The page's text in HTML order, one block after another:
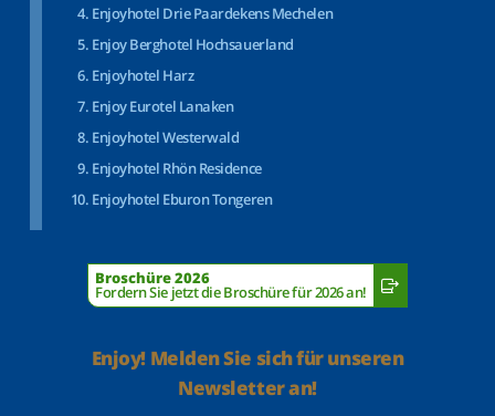
Enjoyhotel Drie Paardekens Mechelen
Enjoy Berghotel Hochsauerland
Enjoyhotel Harz
Enjoy Eurotel Lanaken
Enjoyhotel Westerwald
Enjoyhotel Rhön Residence
Enjoyhotel Eburon Tongeren
Broschüre 2026
Fordern Sie jetzt die Broschüre für 2026 an!
Enjoy! Melden Sie sich für unseren
Newsletter an!